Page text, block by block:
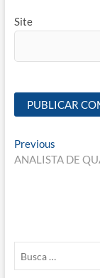
Site
Navegação
de
PreviousPrevious
post:
ANALISTA DE